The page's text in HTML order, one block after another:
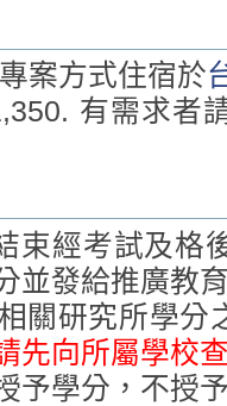
案方式住宿於
有需求者
束經考試及格
並發給推廣教
關研究所學分
先向所屬學校
予學分，不授